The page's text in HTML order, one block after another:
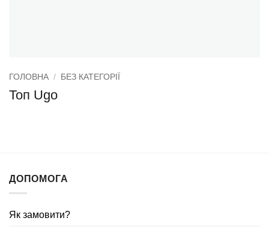
ГОЛОВНА / БЕЗ КАТЕГОРІЇ
Топ Ugo
ДОПОМОГА
Як замовити?